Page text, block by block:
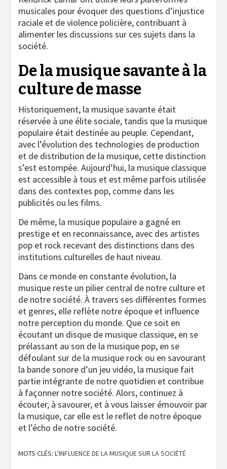
musicales pour évoquer des questions d’injustice
raciale et de violence policière, contribuant à
alimenter les discussions sur ces sujets dans la
société.
De la musique savante à la
culture de masse
Historiquement, la musique savante était
réservée à une élite sociale, tandis que la musique
populaire était destinée au peuple. Cependant,
avec l’évolution des technologies de production
et de distribution de la musique, cette distinction
s’est estompée. Aujourd’hui, la musique classique
est accessible à tous et est même parfois utilisée
dans des contextes pop, comme dans les
publicités ou les films.
De même, la musique populaire a gagné en
prestige et en reconnaissance, avec des artistes
pop et rock recevant des distinctions dans des
institutions culturelles de haut niveau.
Dans ce monde en constante évolution, la
musique reste un pilier central de notre culture et
de notre société. À travers ses différentes formes
et genres, elle reflète notre époque et influence
notre perception du monde. Que ce soit en
écoutant un disque de musique classique, en se
prélassant au son de la musique pop, en se
défoulant sur de la musique rock ou en savourant
la bande sonore d’un jeu vidéo, la musique fait
partie intégrante de notre quotidien et contribue
à façonner notre société. Alors, continuez à
écouter, à savourer, et à vous laisser émouvoir par
la musique, car elle est le reflet de notre époque
et l’écho de notre société.
MOTS CLÉS: L'INFLUENCE DE LA MUSIQUE SUR LA SOCIÉTÉ